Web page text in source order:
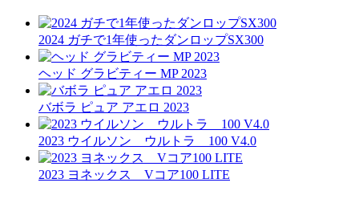
2024 ガチで1年使ったダンロップSX300
ヘッド グラビティー MP 2023
バボラ ピュア アエロ 2023
2023 ウイルソン ウルトラ 100 V4.0
2023 ヨネックス Vコア100 LITE